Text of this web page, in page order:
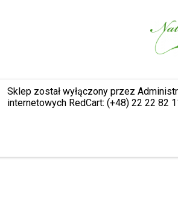
Sklep został wyłączony przez
internetowych RedCart: (+48) 22 22 82